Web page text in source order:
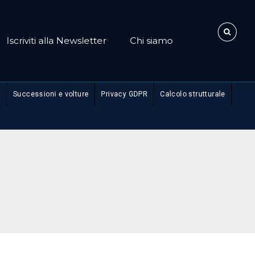
Iscriviti alla Newsletter Chi siamo
Successioni e volture Privacy GDPR Calcolo strutturale